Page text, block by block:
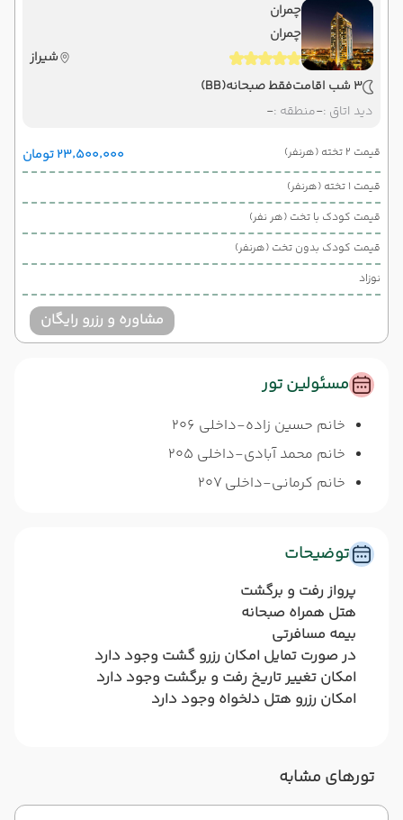
چمران
چمران
شیراز
3 شب اقامت
فقط صبحانه(BB)
دید اتاق :-منطقه :-
قیمت 2 تخته (هرنفر) ۲۳٬۵۰۰٬۰۰۰ تومان
قیمت 1 تخته (هرنفر)
قیمت کودک با تخت (هر نفر)
قیمت کودک بدون تخت (هرنفر)
نوزاد
مشاوره و رزرو رایگان
مسئولین تور
خانم حسین زاده-داخلی 206
خانم محمد آبادی-داخلی 205
خانم کرمانی-داخلی 207
توضیحات
پرواز رفت و برگشت
هتل همراه صبحانه
بیمه مسافرتی
در صورت تمایل امکان رزرو گشت وجود دارد
امکان تغییر تاریخ رفت و برگشت وجود دارد
امکان رزرو هتل دلخواه وجود دارد
تورهای مشابه